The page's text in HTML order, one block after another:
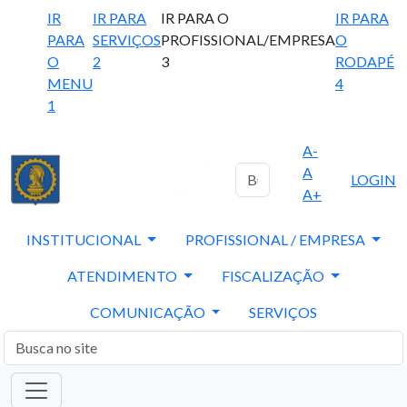
IR
PARA
O
MENU
1
IR PARA
SERVIÇOS
2
IR PARA O
PROFISSIONAL/EMPRESA
3
IR PARA
O
RODAPÉ
4
A-
A
A+
LOGIN
INSTITUCIONAL PROFISSIONAL / EMPRESA
ATENDIMENTO FISCALIZAÇÃO
COMUNICAÇÃO SERVIÇOS